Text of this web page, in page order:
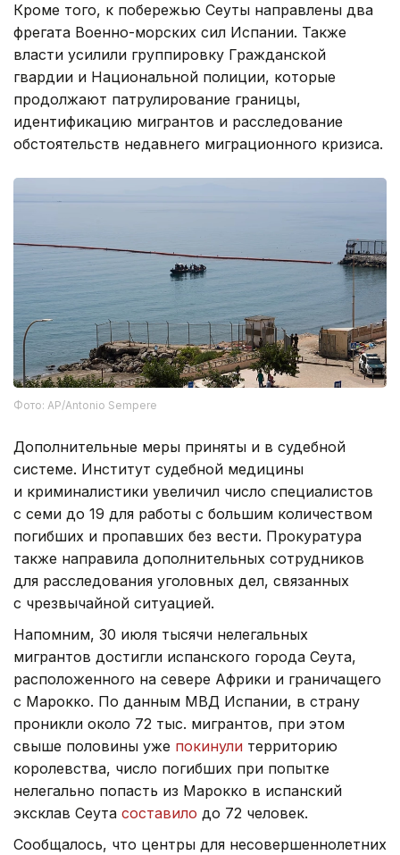
Кроме того, к побережью Сеуты направлены два
фрегата Военно-морских сил Испании. Также
власти усилили группировку Гражданской
гвардии и Национальной полиции, которые
продолжают патрулирование границы,
идентификацию мигрантов и расследование
обстоятельств недавнего миграционного кризиса.
Фото: AP/Antonio Sempere
Дополнительные меры приняты и в судебной
системе. Институт судебной медицины
и криминалистики увеличил число специалистов
с семи до 19 для работы с большим количеством
погибших и пропавших без вести. Прокуратура
также направила дополнительных сотрудников
для расследования уголовных дел, связанных
с чрезвычайной ситуацией.
Напомним, 30 июля тысячи нелегальных
мигрантов достигли испанского города Сеута,
расположенного на севере Африки и граничащего
с Марокко. По данным МВД Испании, в страну
проникли около 72 тыс. мигрантов, при этом
свыше половины уже покинули территорию
королевства, число погибших при попытке
нелегально попасть из Марокко в испанский
эксклав Сеута составило до 72 человек.
Сообщалось, что центры для несовершеннолетних